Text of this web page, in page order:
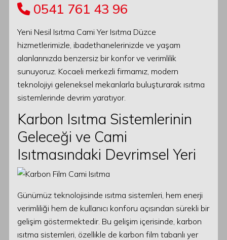
0541 761 43 96
Yeni Nesil Isıtma Cami Yer Isıtma Düzce
hizmetlerimizle, ibadethanelerinizde ve yaşam
alanlarınızda benzersiz bir konfor ve verimlilik
sunuyoruz. Kocaeli merkezli firmamız, modern
teknolojiyi geleneksel mekanlarla buluşturarak ısıtma
sistemlerinde devrim yaratıyor.
Karbon Isıtma Sistemlerinin
Geleceği ve Cami
Isıtmasındaki Devrimsel Yeri
Günümüz teknolojisinde ısıtma sistemleri, hem enerji
verimliliği hem de kullanıcı konforu açısından sürekli bir
gelişim göstermektedir. Bu gelişim içerisinde, karbon
ısıtma sistemleri, özellikle de karbon film tabanlı yer